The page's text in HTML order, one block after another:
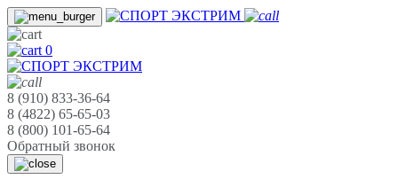
0
8 (910) 833-36-64
8 (4822) 65-65-03
8 (800) 101-65-64
Обратный звонок